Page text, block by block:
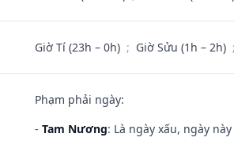
Giờ Tí (23h – 0h) ; Giờ Sửu (1h – 2h) ;
Phạm phải ngày:
- Tam Nương: Là ngày xấu, ngày